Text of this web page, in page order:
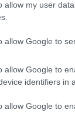
allow my user
allow Google to
allow Google to
identifiers in
allow Google to